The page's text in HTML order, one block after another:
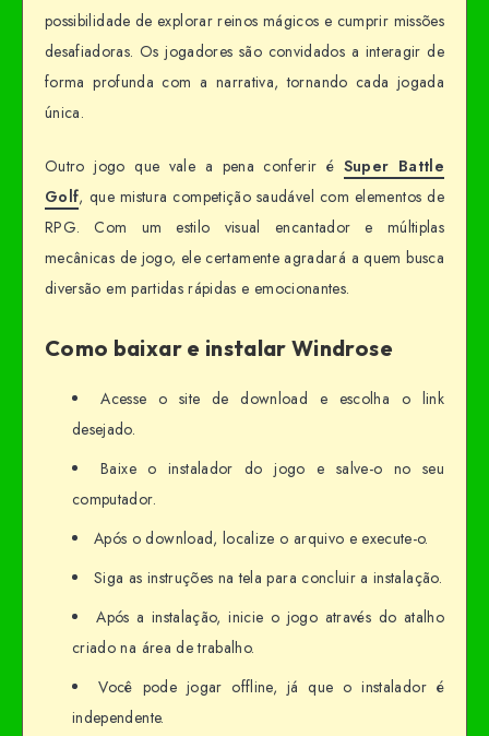
possibilidade de explorar reinos mágicos e cumprir missões
desafiadoras. Os jogadores são convidados a interagir de
forma profunda com a narrativa, tornando cada jogada
única.
Outro jogo que vale a pena conferir é Super Battle
Golf, que mistura competição saudável com elementos de
RPG. Com um estilo visual encantador e múltiplas
mecânicas de jogo, ele certamente agradará a quem busca
diversão em partidas rápidas e emocionantes.
Como baixar e instalar Windrose
Acesse o site de download e escolha o link
desejado.
Baixe o instalador do jogo e salve-o no seu
computador.
Após o download, localize o arquivo e execute-o.
Siga as instruções na tela para concluir a instalação.
Após a instalação, inicie o jogo através do atalho
criado na área de trabalho.
Você pode jogar offline, já que o instalador é
independente.